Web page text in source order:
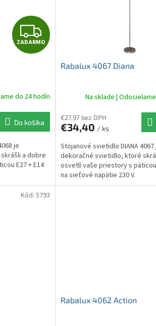
Z
A
A
R
M
O
ZADARMO
do 24 hodín
Do košíka
je
a dobre
E27 + E14
Rabalux 4067 Diana
Na sklade |
€27,97 bez DPH
€34,40 / ks
Stojanové svietidlo DIANA 4067
dekoračné svietidlo, ktoré
osvetlí vaše priestory s päticou
na sieťové napätie 230 V.
Kód: 5793
Rabalux 4062 Action